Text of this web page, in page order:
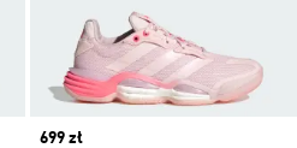
Price
699 zł